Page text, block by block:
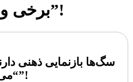
برخی واژگان را “می‌فهمند”!
سگ‌ها بازنمایی ذهنی
“می‌فهمند”!